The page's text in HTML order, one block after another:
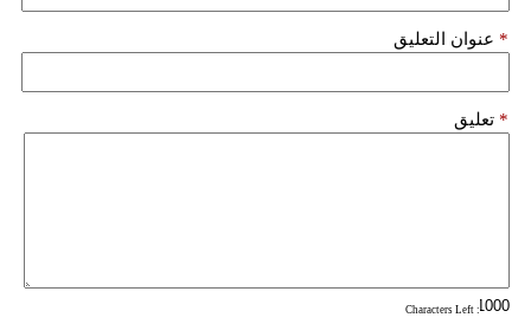
عنوان التعليق *
تعليق *
: Characters Left